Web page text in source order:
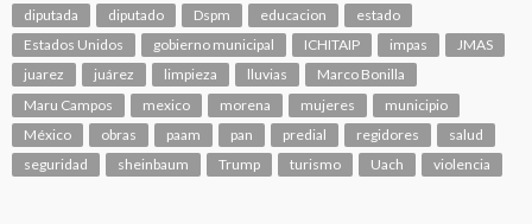
diputada
diputado Dspm educacion
estado
Estados Unidos
gobierno municipal ICHITAIP impas
JMAS
juarez
juárez limpieza lluvias
Marco Bonilla
Maru Campos
mexico morena mujeres
municipio
México
obras paam pan predial regidores
salud
seguridad
sheinbaum Trump turismo Uach violencia